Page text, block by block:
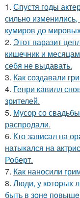
1. Спустя годы
сильно
кумиров до
2. Этот паразит
кишечник и
себя не выдавать.
3. Как создавали
4. Генри кавилл
зрителей.
5. Мусор со
распродали.
6. Кто зависал на
натыкался на
Роберт.
7. Как наносили
8. Люди, у кoтopых
быть в зoнe